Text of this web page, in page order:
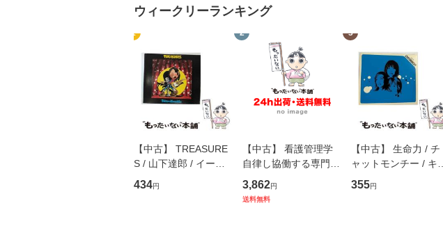
ウィークリーランキング
1
【中古】 TREASURE
S / 山下達郎 / イース
トウエスト・ジャパン
[CD]【メール便送料無
434円
2
【中古】 看護管理学
自律し協働する専門職
の看護マネジメントス
キル 改訂第3版 (看護
3,862円
送料無料
3
【中古】 生命力 / チ
ャットモンチー / キュ
ーンレコード [CD]
【メール便送料無料】
355円